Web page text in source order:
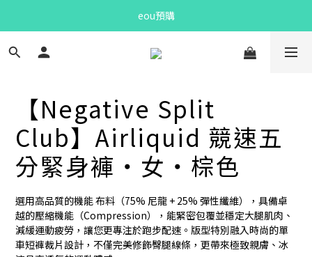
Bandit Summer
eou預購
Bandit Summer
【Negative Split
Club】Airliquid 競速五
分緊身褲・女・棕色
選用高品質的機能 布料（75% 尼龍 + 25% 彈性纖維），具備卓
越的壓縮機能（Compression），能緊密包覆並穩定大腿肌肉、
減緩運動疲勞，讓您更專注於跑步配速。版型特別融入時尚的單
車短褲裁片設計，不僅完美修飾臀腿線條，更帶來極致親膚、冰